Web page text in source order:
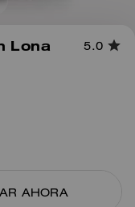
Lona
5.0
AHORA